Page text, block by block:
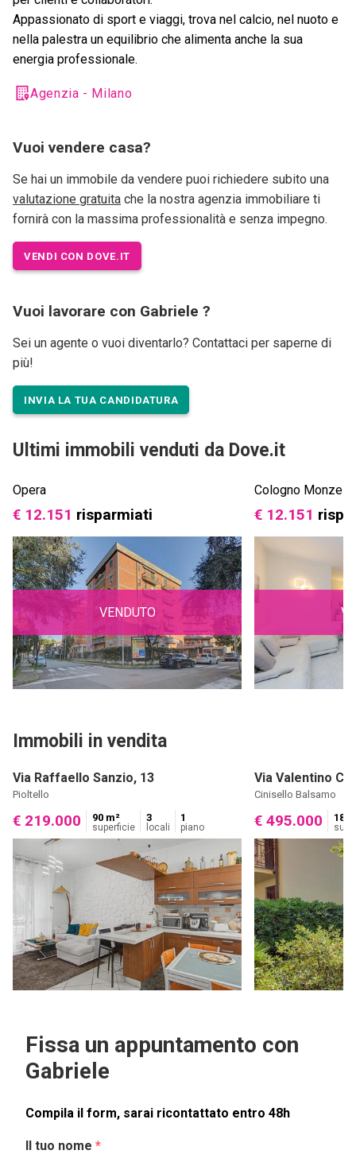
Appassionato di sport e viaggi, trova nel calcio, nel nuoto e
nella palestra un equilibrio che alimenta anche la sua
energia professionale.
Agenzia - Milano
Vuoi vendere casa?
Se hai un immobile da vendere puoi richiedere subito una
valutazione gratuita che la nostra agenzia immobiliare ti
fornirà con la massima professionalità e senza impegno.
VENDI CON DOVE.IT
Vuoi lavorare con Gabriele ?
Sei un agente o vuoi diventarlo? Contattaci per saperne di
più!
INVIA LA TUA CANDIDATURA
Ultimi immobili venduti da Dove.it
Opera
€ 12.151 risparmiati
VENDUTO
Cologno Monzese
€ 12.151
Immobili in vendita
Via Raffaello Sanzio, 13
Pioltello
€ 219.000 90 m²
superficie
3
locali
1
piano
Via Valentino
Cinisello Balsamo
€ 495.000 180
Fissa un appuntamento con
Gabriele
Compila il form, sarai ricontattato entro 48h
Il tuo nome *